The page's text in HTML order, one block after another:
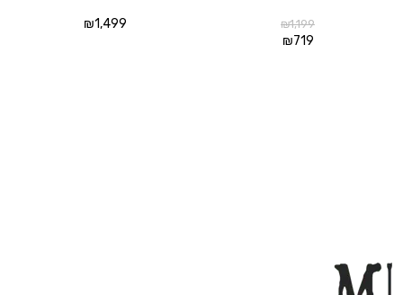
₪1,199
₪719
₪1,499